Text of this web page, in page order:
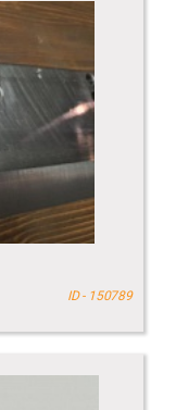
ID - 150789